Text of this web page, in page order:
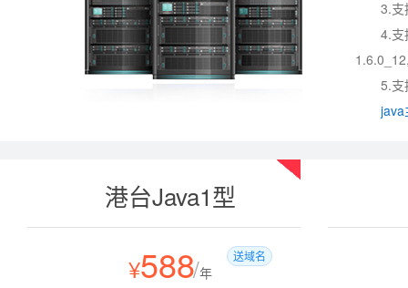
3.支
4.支
5.支
java
港台Java1型
¥588/年
送域名